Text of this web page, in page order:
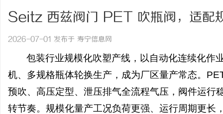
Seitz 西兹阀门 PET 吹瓶阀，适配
2026-07-01 发布于 寿宁信息网
包装行业规模化吹塑产线，以自动化连续化作
机、多规格瓶体轮换生产，成为厂区量产常态。
预吹、高压定型、泄压排气全流程气压，阀件运行
转节奏。规模化量产工况负荷更强、运行周期更长